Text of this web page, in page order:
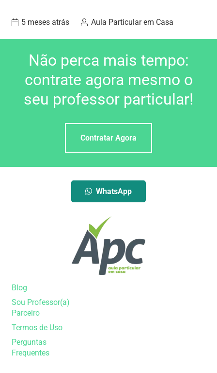
5 meses atrás Aula Particular em Casa
Não perca mais tempo:
contrate agora mesmo o
seu professor particular!
Contratar Agora
Blog
Sou Professor(a)
Parceiro
Termos de Uso
Perguntas
Frequentes
WhatsApp